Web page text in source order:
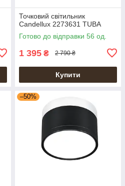
Точковий світильник
Candellux 2273631 TUBA
Готово до відправки 56 од.
1 395 ₴ 2 790 ₴
Купити
–50%